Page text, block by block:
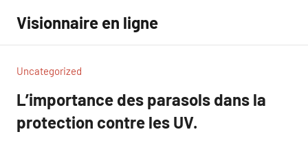
contenu
Visionnaire en ligne
Uncategorized
L’importance des parasols dans la
protection contre les UV.